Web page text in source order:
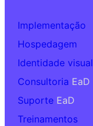
Implementação
Hospedagem
Identidade visual
Consultoria EaD
Suporte EaD
Treinamentos